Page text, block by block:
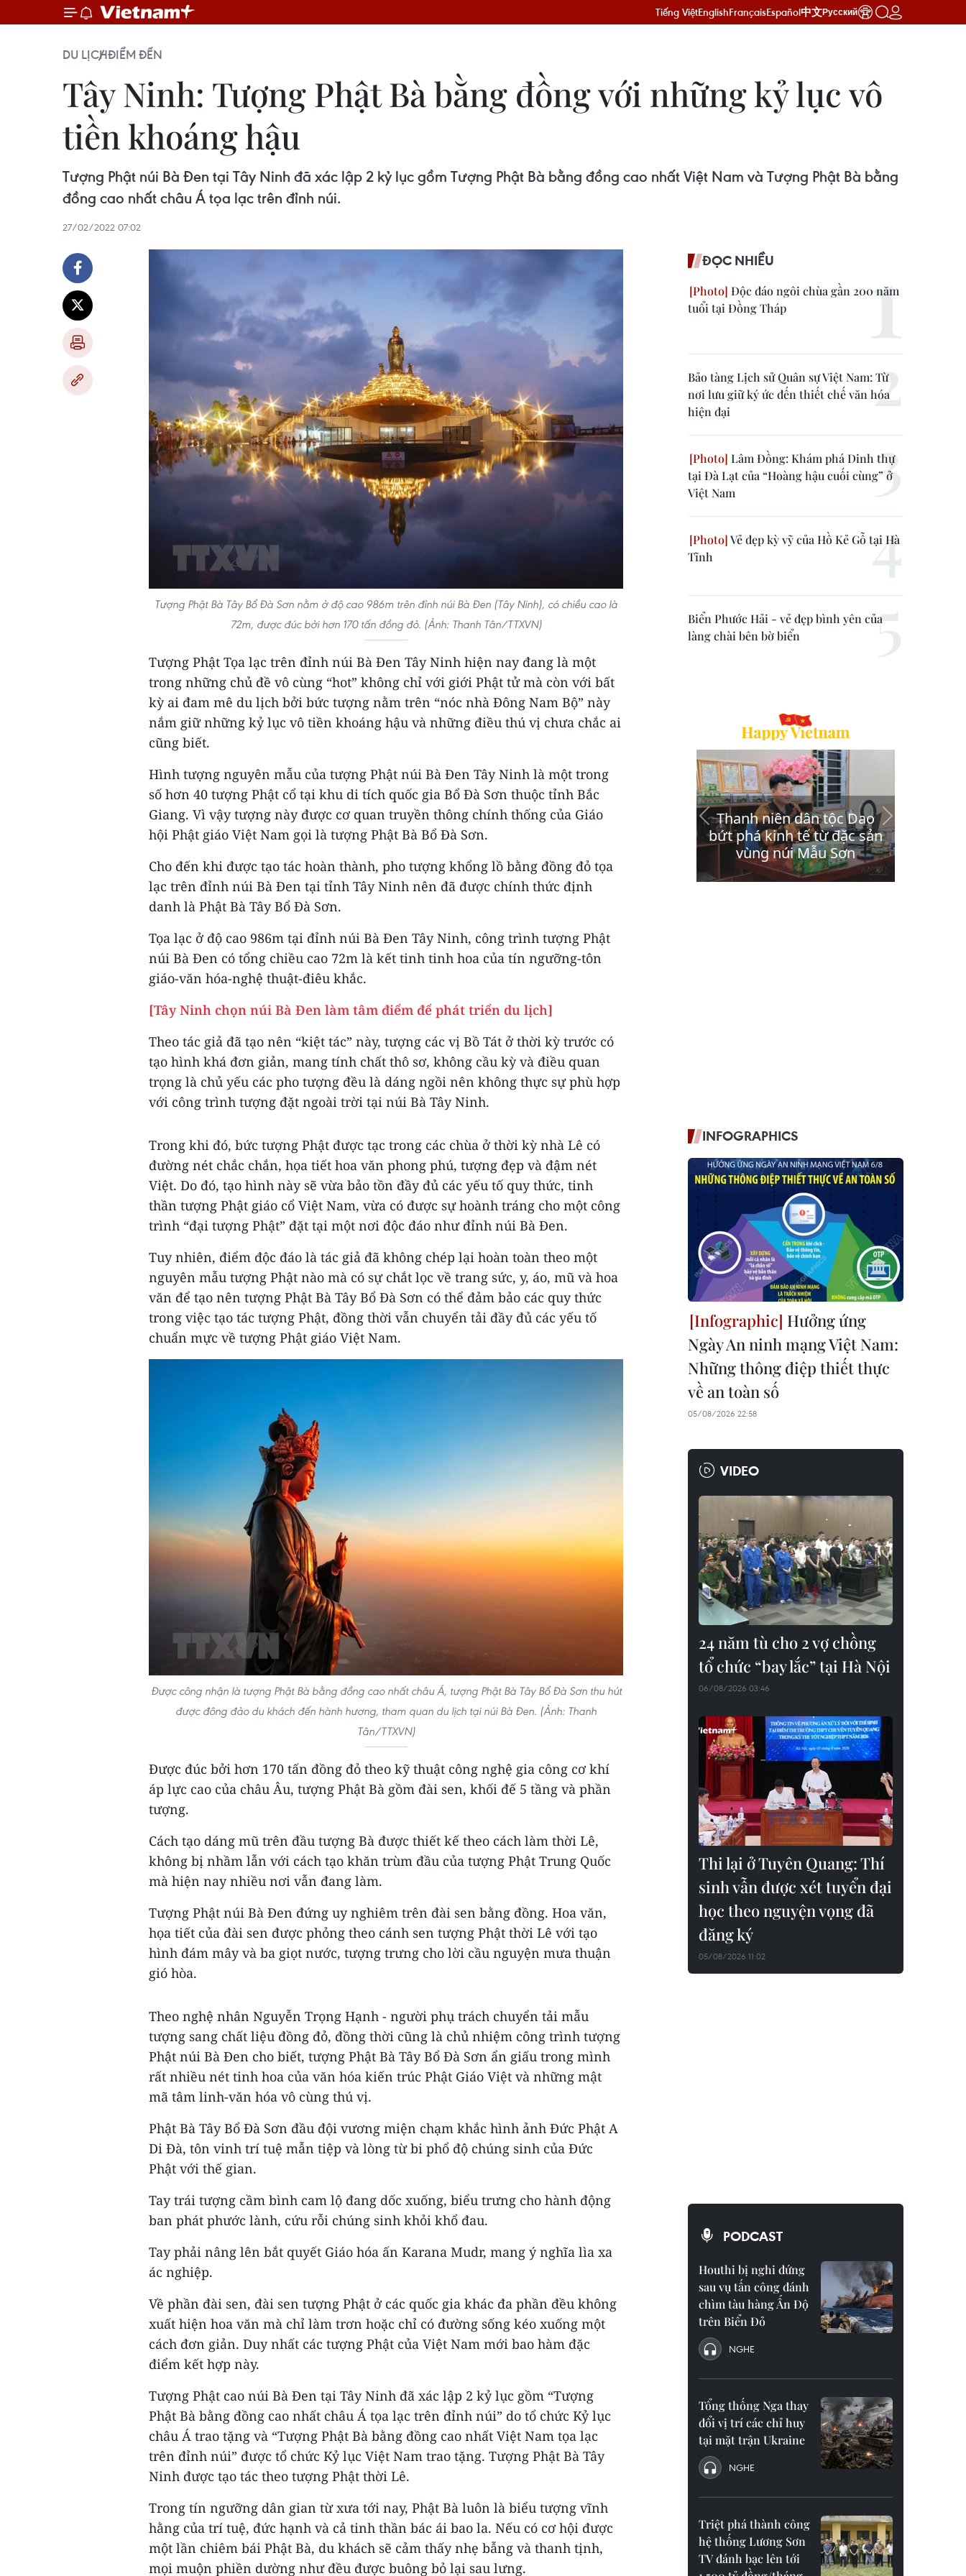
Tiếng ViệtEnglishFrançaisEspañol中文Русский
DU LỊCHĐIỂM ĐẾN
Tây Ninh: Tượng Phật Bà bằng đồng với những kỷ lục vô
tiền khoáng hậu
Tượng Phật núi Bà Đen tại Tây Ninh đã xác lập 2 kỷ lục gồm Tượng Phật Bà bằng đồng cao nhất Việt Nam và Tượng Phật Bà bằng
đồng cao nhất châu Á tọa lạc trên đỉnh núi.
27/02/2022 07:02
Tượng Phật Bà Tây Bổ Đà Sơn nằm ở độ cao 986m trên đỉnh núi Bà Đen (Tây Ninh), có chiều cao là
72m, được đúc bởi hơn 170 tấn đồng đỏ. (Ảnh: Thanh Tân/TTXVN)
Tượng Phật Tọa lạc trên đỉnh núi Bà Đen Tây Ninh hiện nay đang là một
trong những chủ đề vô cùng “hot” không chỉ với giới Phật tử mà còn với bất
kỳ ai đam mê du lịch bởi bức tượng nằm trên “nóc nhà Đông Nam Bộ” này
nắm giữ những kỷ lục vô tiền khoáng hậu và những điều thú vị chưa chắc ai
cũng biết.
Hình tượng nguyên mẫu của tượng Phật núi Bà Đen Tây Ninh là một trong
số hơn 40 tượng Phật cổ tại khu di tích quốc gia Bổ Ðà Sơn thuộc tỉnh Bắc
Giang. Vì vậy tượng này được cơ quan truyền thông chính thống của Giáo
hội Phật giáo Việt Nam gọi là tượng Phật Bà Bổ Ðà Sơn.
Cho đến khi được tạo tác hoàn thành, pho tượng khổng lồ bằng đồng đỏ tọa
lạc trên đỉnh núi Bà Ðen tại tỉnh Tây Ninh nên đã được chính thức định
danh là Phật Bà Tây Bổ Ðà Sơn.
Tọa lạc ở độ cao 986m tại đỉnh núi Bà Đen Tây Ninh, công trình tượng Phật
núi Bà Đen có tổng chiều cao 72m là kết tinh tinh hoa của tín ngưỡng-tôn
giáo-văn hóa-nghệ thuật-điêu khắc.
[Tây Ninh chọn núi Bà Đen làm tâm điểm để phát triển du lịch]
Theo tác giả đã tạo nên “kiệt tác” này, tượng các vị Bồ Tát ở thời kỳ trước có
tạo hình khá đơn giản, mang tính chất thô sơ, không cầu kỳ và điều quan
trọng là chủ yếu các pho tượng đều là dáng ngồi nên không thực sự phù hợp
với công trình tượng đặt ngoài trời tại núi Bà Tây Ninh.
Trong khi đó, bức tượng Phật được tạc trong các chùa ở thời kỳ nhà Lê có
đường nét chắc chắn, họa tiết hoa văn phong phú, tượng đẹp và đậm nét
Việt. Do đó, tạo hình này sẽ vừa bảo tồn đầy đủ các yếu tố quy thức, tinh
thần tượng Phật giáo cổ Việt Nam, vừa có được sự hoành tráng cho một công
trình “đại tượng Phật” đặt tại một nơi độc đáo như đỉnh núi Bà Đen.
Tuy nhiên, điểm độc đáo là tác giả đã không chép lại hoàn toàn theo một
nguyên mẫu tượng Phật nào mà có sự chắt lọc về trang sức, y, áo, mũ và hoa
văn để tạo nên tượng Phật Bà Tây Bổ Đà Sơn có thể đảm bảo các quy thức
trong việc tạo tác tượng Phật, đồng thời vẫn chuyển tải đầy đủ các yếu tố
chuẩn mực về tượng Phật giáo Việt Nam.
Được công nhận là tượng Phật Bà bằng đồng cao nhất châu Á, tượng Phật Bà Tây Bổ Đà Sơn thu hút
được đông đảo du khách đến hành hương, tham quan du lịch tại núi Bà Đen. (Ảnh: Thanh
Tân/TTXVN)
Được đúc bởi hơn 170 tấn đồng đỏ theo kỹ thuật công nghệ gia công cơ khí
áp lực cao của châu Âu, tượng Phật Bà gồm đài sen, khối đế 5 tầng và phần
tượng.
Cách tạo dáng mũ trên đầu tượng Bà được thiết kế theo cách làm thời Lê,
không bị nhầm lẫn với cách tạo khăn trùm đầu của tượng Phật Trung Quốc
mà hiện nay nhiều nơi vẫn đang làm.
Tượng Phật núi Bà Đen đứng uy nghiêm trên đài sen bằng đồng. Hoa văn,
họa tiết của đài sen được phỏng theo cánh sen tượng Phật thời Lê với tạo
hình đám mây và ba giọt nước, tượng trưng cho lời cầu nguyện mưa thuận
gió hòa.
Theo nghệ nhân Nguyễn Trọng Hạnh - người phụ trách chuyển tải mẫu
tượng sang chất liệu đồng đỏ, đồng thời cũng là chủ nhiệm công trình tượng
Phật núi Bà Đen cho biết, tượng Phật Bà Tây Bổ Đà Sơn ẩn giấu trong mình
rất nhiều nét tinh hoa của văn hóa kiến trúc Phật Giáo Việt và những mật
mã tâm linh-văn hóa vô cùng thú vị.
Phật Bà Tây Bổ Đà Sơn đầu đội vương miện chạm khắc hình ảnh Đức Phật A
Di Đà, tôn vinh trí tuệ mẫn tiệp và lòng từ bi phổ độ chúng sinh của Đức
Phật với thế gian.
Tay trái tượng cầm bình cam lộ đang dốc xuống, biểu trưng cho hành động
ban phát phước lành, cứu rỗi chúng sinh khỏi khổ đau.
Tay phải nâng lên bắt quyết Giáo hóa ấn Karana Mudr, mang ý nghĩa lìa xa
ác nghiệp.
Về phần đài sen, đài sen tượng Phật ở các quốc gia khác đa phần đều không
xuất hiện hoa văn mà chỉ làm trơn hoặc chỉ có đường sống kéo xuống một
cách đơn giản. Duy nhất các tượng Phật của Việt Nam mới bao hàm đặc
điểm kết hợp này.
Tượng Phật cao núi Bà Đen tại Tây Ninh đã xác lập 2 kỷ lục gồm “Tượng
Phật Bà bằng đồng cao nhất châu Á tọa lạc trên đỉnh núi” do tổ chức Kỷ lục
châu Á trao tặng và “Tượng Phật Bà bằng đồng cao nhất Việt Nam tọa lạc
trên đỉnh núi” được tổ chức Kỷ lục Việt Nam trao tặng. Tượng Phật Bà Tây
Ninh được tạo tác theo tượng Phật thời Lê.
Trong tín ngưỡng dân gian từ xưa tới nay, Phật Bà luôn là biểu tượng vĩnh
hằng của trí tuệ, đức hạnh và cả tinh thần bác ái bao la. Nếu có cơ hội được
một lần chiêm bái Phật Bà, du khách sẽ cảm thấy nhẹ bẫng và thanh tịnh,
mọi muộn phiền dường như đều được buông bỏ lại sau lưng.
ĐỌC NHIỀU
Độc đáo ngôi chùa gần 200 năm
tuổi tại Đồng Tháp
Bảo tàng Lịch sử Quân sự Việt Nam: Từ
nơi lưu giữ ký ức đến thiết chế văn hóa
hiện đại
Lâm Đồng: Khám phá Dinh thự
tại Đà Lạt của “Hoàng hậu cuối cùng” ở
Việt Nam
Vẻ đẹp kỳ vỹ của Hồ Kẻ Gỗ tại Hà
Tĩnh
Biển Phước Hải - vẻ đẹp bình yên của
làng chài bên bờ biển
INFOGRAPHICS
Hưởng ứng
Ngày An ninh mạng Việt Nam:
Những thông điệp thiết thực
về an toàn số
05/08/2026 22:58
VIDEO
24 năm tù cho 2 vợ chồng
tổ chức “bay lắc” tại Hà Nội
06/08/2026 03:46
Thi lại ở Tuyên Quang: Thí
sinh vẫn được xét tuyển đại
học theo nguyện vọng đã
đăng ký
05/08/2026 11:02
PODCAST
Houthi bị nghi đứng
sau vụ tấn công đánh
chìm tàu hàng Ấn Độ
trên Biển Đỏ
NGHE
Tổng thống Nga thay
đổi vị trí các chỉ huy
tại mặt trận Ukraine
NGHE
Triệt phá thành công
hệ thống Lương Sơn
TV đánh bạc lên tới